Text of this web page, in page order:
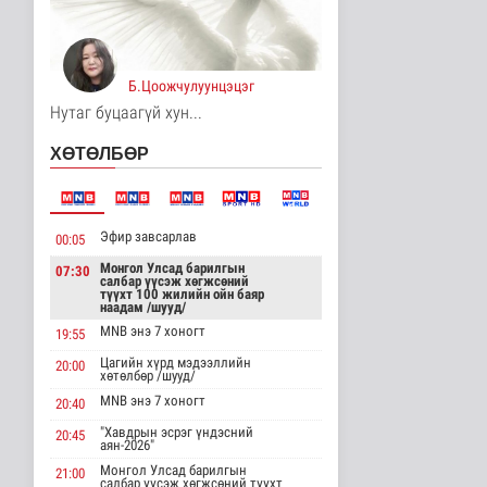
Явуулын төрийн
үйлчилгээгээр иргэд
жолооны болон..
Нийгэм
10 цаг 16 минутын өмнө
шин..
Танин мэдэхүй
10 цаг 27 минутын өмнө
зөвлөлийн даргаар
Н.Монсор д..
Нийгэм
11 цаг 31 минутын өмнө
АНУ полисиликон
бүтээгдэхүүнд 15
хувийн тариф но..
11 цаг 36 минутын өмнө
Торгоны замын цуваа
Б.Цоожчулуунцэцэг
Нутаг буцаагүй хун...
ХӨТӨЛБӨР
00:05 Эфир завсарлав
07:30
Монгол Улсад барилгын
салбар үүсэж хөгжсөний
түүхт 100 жилийн ойн баяр
наадам /шууд/
19:55
MNB энэ 7 хоногт
20:00
Цагийн хүрд мэдээллийн
хөтөлбөр /шууд/
20:40
MNB энэ 7 хоногт
20:45
"Хавдрын эсрэг үндэсний
аян-2026"
21:00
Монгол Улсад барилгын
салбар үүсэж хөгжсөний түүхт